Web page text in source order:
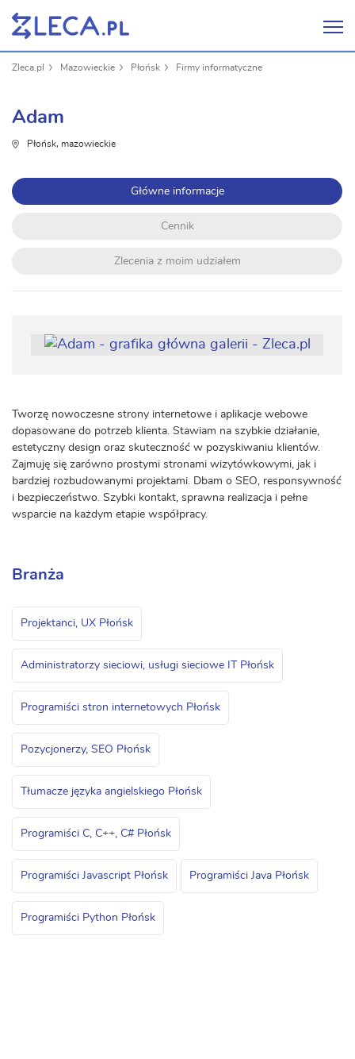
Zleca.pl Mazowieckie Płońsk Firmy informatyczne
Adam
Płońsk, mazowieckie
Główne informacje
Cennik
Zlecenia z moim udziałem
Tworzę nowoczesne strony internetowe i aplikacje webowe
dopasowane do potrzeb klienta. Stawiam na szybkie działanie,
estetyczny design oraz skuteczność w pozyskiwaniu klientów.
Zajmuję się zarówno prostymi stronami wizytówkowymi, jak i
bardziej rozbudowanymi projektami. Dbam o SEO, responsywność
i bezpieczeństwo. Szybki kontakt, sprawna realizacja i pełne
wsparcie na każdym etapie współpracy.
Branża
Projektanci, UX Płońsk
Administratorzy sieciowi, usługi sieciowe IT Płońsk
Programiści stron internetowych Płońsk
Pozycjonerzy, SEO Płońsk
Tłumacze języka angielskiego Płońsk
Programiści C, C++, C# Płońsk
Programiści Javascript Płońsk Programiści Java Płońsk
Programiści Python Płońsk